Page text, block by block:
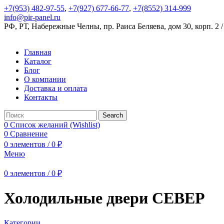
+7(953) 482-97-55, +7(927) 677-66-77, +7(8552) 314-999
info@pir-panel.ru
РФ, РТ, Набережные Челны, пр. Раиса Беляева, дом 30, корп. 2
Главная
Каталог
Блог
О компании
Доставка и оплата
Контакты
Search
0 Список желаний (Wishlist)
0 Сравнение
0 элементов / 0 ₽
Меню
0 элементов / 0 ₽
Холодильные двери СЕВЕР